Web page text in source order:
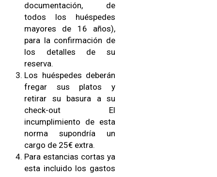
documentación, de
todos los huéspedes
mayores de 16 años),
para la confirmación de
los detalles de su
reserva.
Los huéspedes deberán
fregar sus platos y
retirar su basura a su
check-out El
incumplimiento de esta
norma supondría un
cargo de 25€ extra.
Para estancias cortas ya
esta incluido los gastos